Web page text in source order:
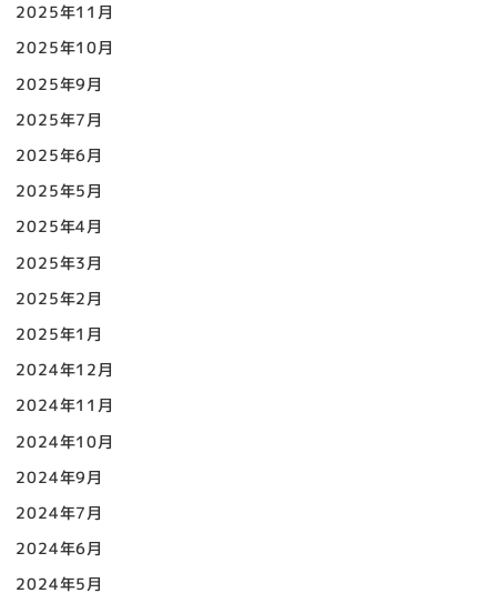
2025年11月
2025年10月
2025年9月
2025年7月
2025年6月
2025年5月
2025年4月
2025年3月
2025年2月
2025年1月
2024年12月
2024年11月
2024年10月
2024年9月
2024年7月
2024年6月
2024年5月